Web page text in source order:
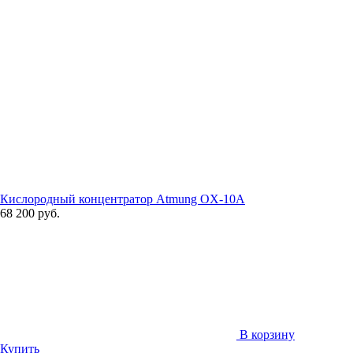
Кислородный концентратор Atmung OX-10A
68 200 руб.
В корзину
Купить